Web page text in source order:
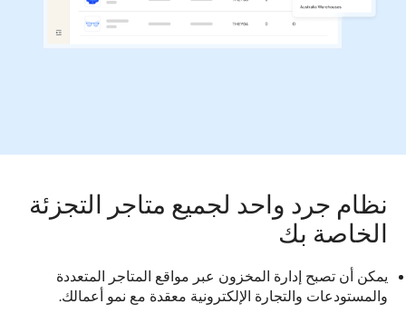
نظام جرد واحد لجميع متاجر التجزئة
الخاصة بك
يمكن أن تصبح إدارة المخزون عبر مواقع المتاجر المتعددة
والمستودعات والتجارة الإلكترونية معقدة مع نمو أعمالك.